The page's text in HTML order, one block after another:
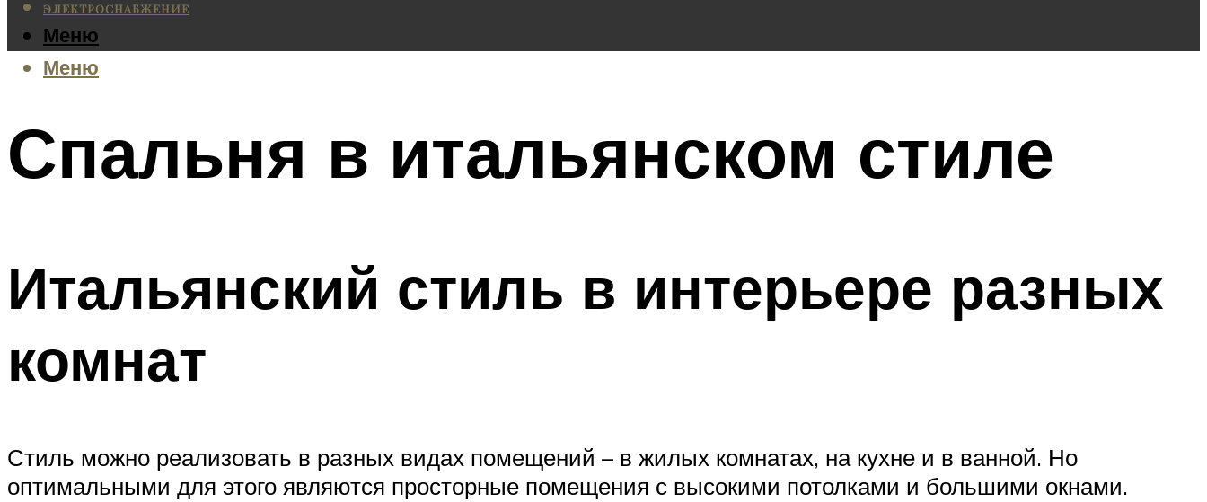
ЭЛЕКТРОСНАБЖЕНИЕ
Меню
Меню
Спальня в итальянском стиле
Итальянский стиль в интерьере разных
комнат
Стиль можно реализовать в разных видах помещений – в жилых комнатах, на кухне и в ванной. Но
оптимальными для этого являются просторные помещения с высокими потолками и большими окнами.